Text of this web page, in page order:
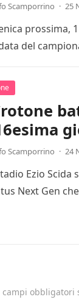
Scamporrino · 25
prossima,
del
Scamporrino · 24
Ezio Scida
Next Gen
campi obbligatori